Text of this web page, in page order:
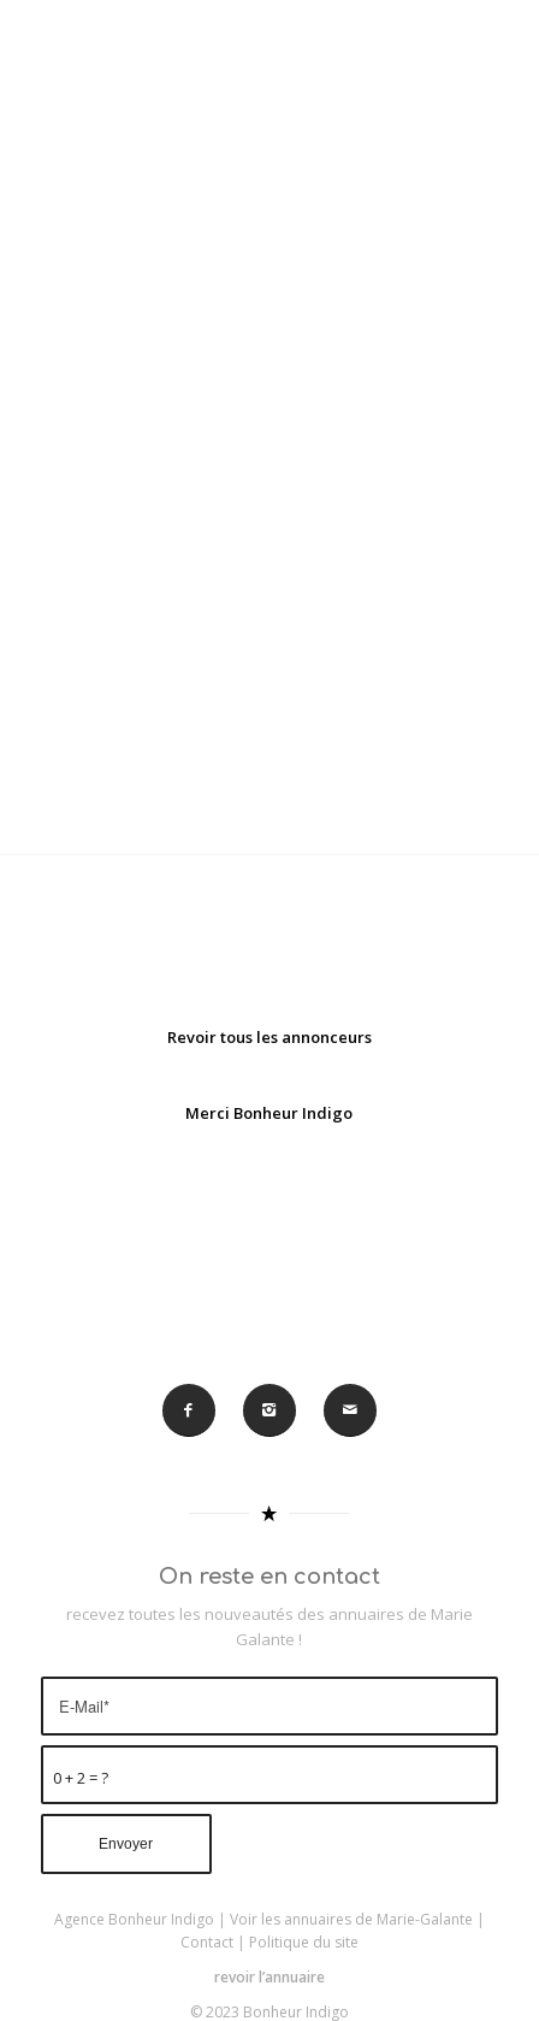
Revoir tous les annonceurs
Merci Bonheur Indigo
On reste en contact
recevez toutes les nouveautés des annuaires de Marie
Galante !
0 + 2 = ?
Agence Bonheur Indigo | Voir les annuaires de Marie-Galante |
Contact| Politique du site
revoir l’annuaire
© 2023 Bonheur Indigo